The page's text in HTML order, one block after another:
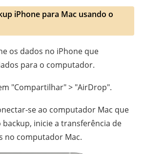
iPhone para Mac usando o
os dados no iPhone que
para o computador.
"Compartilhar" > "AirDrop".
se ao computador Mac que
inicie a transferência de
no computador Mac.